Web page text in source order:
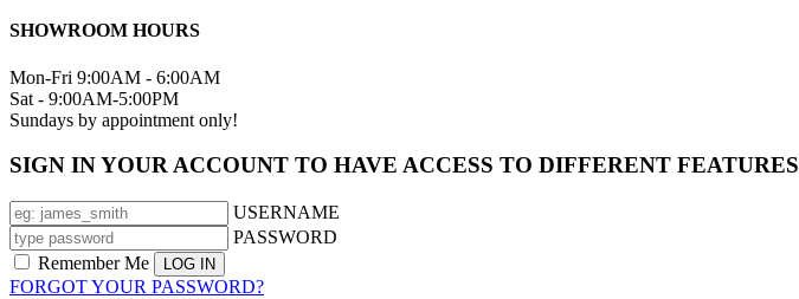
SHOWROOM HOURS
Mon-Fri 9:00AM - 6:00AM
Sat - 9:00AM-5:00PM
Sundays by appointment only!
SIGN IN YOUR ACCOUNT TO HAVE ACCESS TO DIFFERENT FEATURES
USERNAME
PASSWORD
Remember Me
FORGOT YOUR PASSWORD?